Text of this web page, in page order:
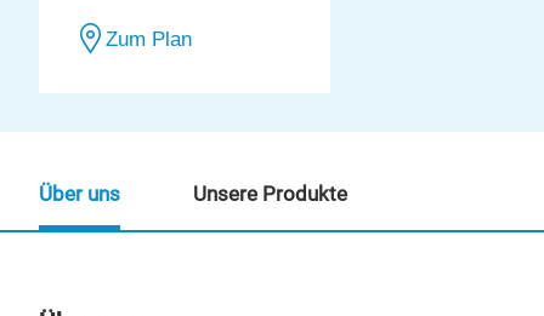
Zum Plan
Über uns Unsere Produkte